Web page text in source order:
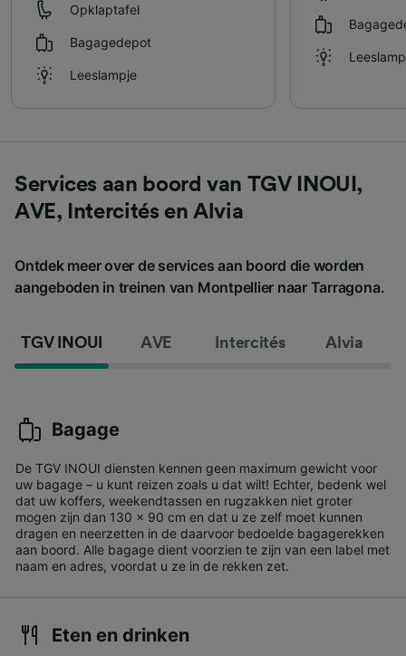
Opklaptafel
Bagagedepot
Leeslampje
Services aan boord van TGV INOUI,
AVE, Intercités en Alvia
Ontdek meer over de services aan boord die worden
aangeboden in treinen van Montpellier naar Tarragona.
TGV INOUI AVE Intercités Alvia
Bagage
De TGV INOUI diensten kennen geen maximum gewicht voor
uw bagage – u kunt reizen zoals u dat wilt! Echter, bedenk wel
dat uw koffers, weekendtassen en rugzakken niet groter
mogen zijn dan 130 x 90 cm en dat u ze zelf moet kunnen
dragen en neerzetten in de daarvoor bedoelde bagagerekken
aan boord. Alle bagage dient voorzien te zijn van een label met
naam en adres, voordat u ze in de rekken zet.
Eten en drinken